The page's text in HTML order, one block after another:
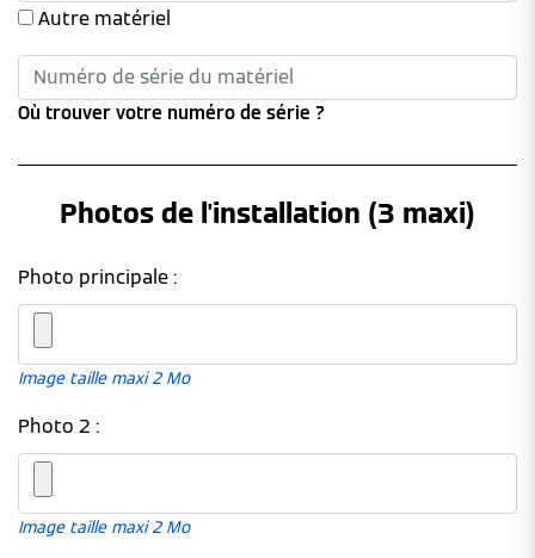
Autre matériel
Où trouver votre numéro de série ?
Photos de l'installation (3 maxi)
Photo principale :
Image taille maxi 2 Mo
Photo 2 :
Image taille maxi 2 Mo